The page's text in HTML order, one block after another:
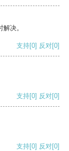
决。
支持[0] 反对[0]
支持[0] 反对[0]
支持[0] 反对[0]